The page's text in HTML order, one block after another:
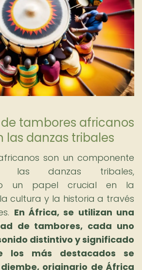
tambores africanos
las danzas tribales
son un componente
las danzas tribales,
un papel crucial en la
cultura y la historia a través
En África, se utilizan una
de tambores, cada uno
distintivo y significado
los más destacados se
originario de África